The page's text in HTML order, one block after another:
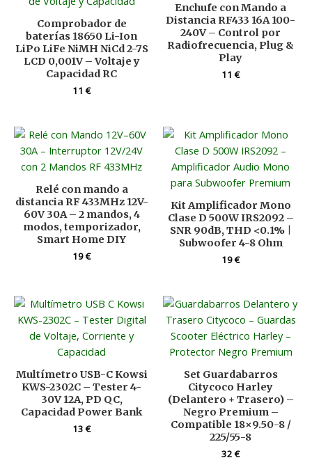
Comprobador de
baterías 18650 Li-Ion
LiPo LiFe NiMH NiCd 2-7S
LCD 0,001V – Voltaje y
Capacidad RC
11€
Enchufe con Mando a
Distancia RF433 16A 100-
240V – Control por
Radiofrecuencia, Plug &
Play
11€
Relé con mando a
distancia RF 433MHz 12V-
60V 30A – 2 mandos, 4
modos, temporizador,
Smart Home DIY
19€
Kit Amplificador Mono
Clase D 500W IRS2092 –
SNR 90dB, THD <0.1% |
Subwoofer 4-8 Ohm
19€
Multímetro USB-C Kowsi
KWS-2302C – Tester 4-
30V 12A, PD QC,
Capacidad Power Bank
13€
Set Guardabarros
Citycoco Harley
(Delantero + Trasero) –
Negro Premium –
Compatible 18×9.50-8 /
225/55-8
32€